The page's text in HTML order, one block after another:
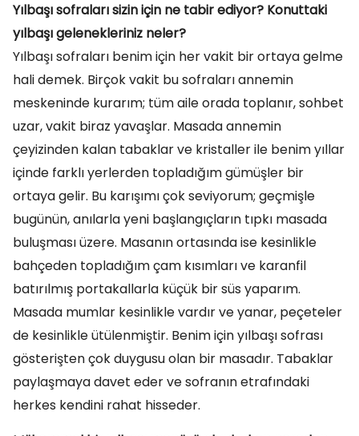
Yılbaşı sofraları sizin için ne tabir ediyor? Konuttaki
yılbaşı gelenekleriniz neler?
Yılbaşı sofraları benim için her vakit bir ortaya gelme
hali demek. Birçok vakit bu sofraları annemin
meskeninde kurarım; tüm aile orada toplanır, sohbet
uzar, vakit biraz yavaşlar. Masada annemin
çeyizinden kalan tabaklar ve kristaller ile benim yıllar
içinde farklı yerlerden topladığım gümüşler bir
ortaya gelir. Bu karışımı çok seviyorum; geçmişle
bugünün, anılarla yeni başlangıçların tıpkı masada
buluşması üzere. Masanın ortasında ise kesinlikle
bahçeden topladığım çam kısımları ve karanfil
batırılmış portakallarla küçük bir süs yaparım.
Masada mumlar kesinlikle vardır ve yanar, peçeteler
de kesinlikle ütülenmiştir. Benim için yılbaşı sofrası
gösterişten çok duygusu olan bir masadır. Tabaklar
paylaşmaya davet eder ve sofranın etrafındaki
herkes kendini rahat hisseder.